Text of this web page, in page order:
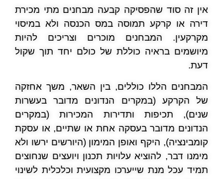
אין זה סוד שהפסיקה קבעה מבחנים מתי מכירת
דירה או קרקע תמוסה במס הכנסה ולא במיסוי
מקרקעין. המבחנים מוכרים וצריכים להיות
מיושמים בראיה כוללת של כולם יחד תוך שקול
דעת.
המבחנים הללו כוללים, בין השאר, משך אחזקה
של הקרקע (במקרים הנדונים מדובר בעשרות
שנים), תכיפות ותדירות המכירות (במקרים
הנדונים מדובר בעסקה אחת או שתיים, או עסקת
קומבינציה), היקף ואופן המימון (היורשים ירשו ולא
מימנו דבר, להוציא עלויות תכנון ויועצים שנחוצים
תמיד עכל מנת שייערכו מקצועית וכלכלית לשינוי